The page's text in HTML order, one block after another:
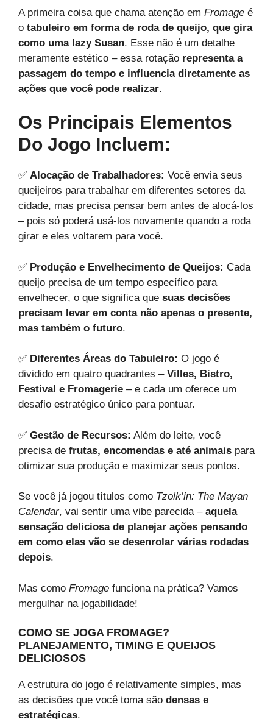
A primeira coisa que chama atenção em Fromage é
o tabuleiro em forma de roda de queijo, que gira
como uma lazy Susan. Esse não é um detalhe
meramente estético – essa rotação representa a
passagem do tempo e influencia diretamente as
ações que você pode realizar.
Os Principais Elementos
Do Jogo Incluem:
✅ Alocação de Trabalhadores: Você envia seus
queijeiros para trabalhar em diferentes setores da
cidade, mas precisa pensar bem antes de alocá-los
– pois só poderá usá-los novamente quando a roda
girar e eles voltarem para você.
✅ Produção e Envelhecimento de Queijos: Cada
queijo precisa de um tempo específico para
envelhecer, o que significa que suas decisões
precisam levar em conta não apenas o presente,
mas também o futuro.
✅ Diferentes Áreas do Tabuleiro: O jogo é
dividido em quatro quadrantes – Villes, Bistro,
Festival e Fromagerie – e cada um oferece um
desafio estratégico único para pontuar.
✅ Gestão de Recursos: Além do leite, você
precisa de frutas, encomendas e até animais para
otimizar sua produção e maximizar seus pontos.
Se você já jogou títulos como Tzolk’in: The Mayan
Calendar, vai sentir uma vibe parecida – aquela
sensação deliciosa de planejar ações pensando
em como elas vão se desenrolar várias rodadas
depois.
Mas como Fromage funciona na prática? Vamos
mergulhar na jogabilidade!
COMO SE JOGA FROMAGE?
PLANEJAMENTO, TIMING E QUEIJOS
DELICIOSOS
A estrutura do jogo é relativamente simples, mas
as decisões que você toma são densas e
estratégicas.